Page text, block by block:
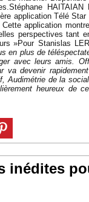
Stéphane HAITAIAN
application Télé Star
application
perspectives tant
»Pour Stanislas
en plus de
avec leurs amis.
va devenir
Audimétrie de la
heureux de
inédites